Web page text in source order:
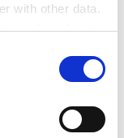
with other data.
or by selecting
the purposes
in order to
for the
You will